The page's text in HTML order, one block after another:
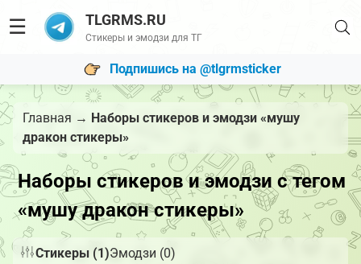
☰ TLGRMS.RU
Стикеры и эмодзи для ТГ
Подпишись на @tlgrmsticker
Главная → Наборы стикеров и эмодзи «мушу
дракон стикеры»
Наборы стикеров и эмодзи с тегом
«мушу дракон стикеры»
Стикеры (1)Эмодзи (0)